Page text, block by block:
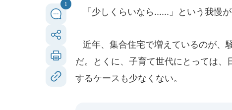
1
「少しくらいなら......」という我慢
近年、集合住宅で増えているのが、
だ。とくに、子育て世代にとっては
するケースも少なくない。